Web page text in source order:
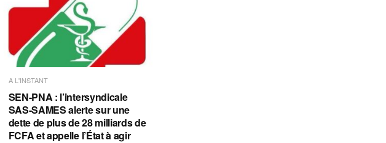
A L'INSTANT
SEN-PNA : l’intersyndicale
SAS-SAMES alerte sur une
dette de plus de 28 milliards de
FCFA et appelle l’État à agir